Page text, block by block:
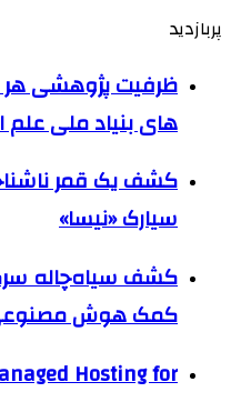
پربازدید
ظرفیت پژوهشی هر
های بنیاد ملی علم
کشف یک قمر
سیارک «نیسا»
کشف سیاه‌چاله
کمک هوش
Hosting for